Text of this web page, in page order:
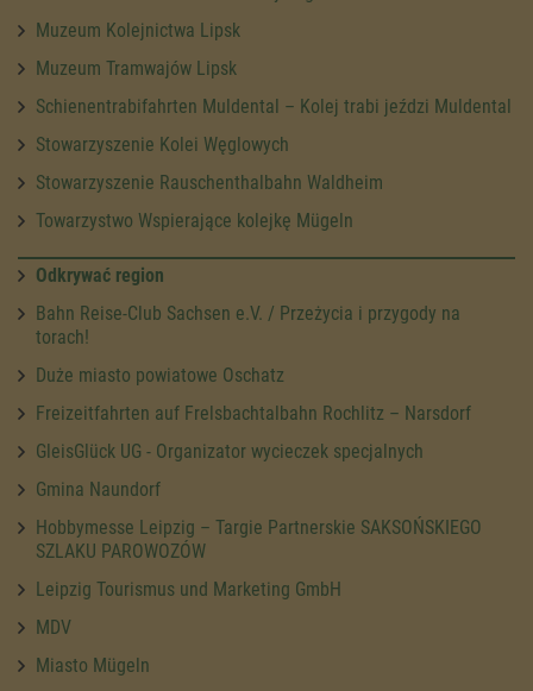
Muzeum Kolejnictwa Lipsk
Muzeum Tramwajów Lipsk
Schienentrabifahrten Muldental – Kolej trabi jeździ Muldental
Stowarzyszenie Kolei Węglowych
Stowarzyszenie Rauschenthalbahn Waldheim
Towarzystwo Wspierające kolejkę Mügeln
Odkrywać region
Bahn Reise-Club Sachsen e.V. / Przeżycia i przygody na
torach!
Duże miasto powiatowe Oschatz
Freizeitfahrten auf Frelsbachtalbahn Rochlitz – Narsdorf
GleisGlück UG - Organizator wycieczek specjalnych
Gmina Naundorf
Hobbymesse Leipzig – Targie Partnerskie SAKSOŃSKIEGO
SZLAKU PAROWOZÓW
Leipzig Tourismus und Marketing GmbH
MDV
Miasto Mügeln